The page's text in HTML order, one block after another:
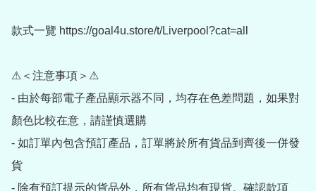
款式一覽 https://goal4u.store/t/Liverpool?cat=all
⚠＜注意事項＞⚠
- 由於每部電子產品顯示器不同，均存在色差問題，如果對
顏色比較在意，請謹慎選購
- 如訂單內包含預訂產品，訂單將於所有貨品到齊後一併發
貨
- 除有預訂提示的貨品外，所有貨品均有現貨。確認款項